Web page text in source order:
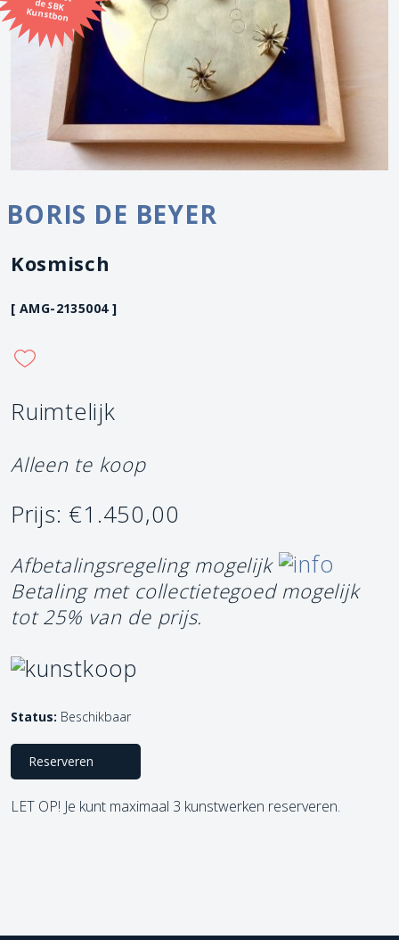
Kunstbon
BORIS DE BEYER
Kosmisch
[ AMG-2135004 ]
Ruimtelijk
Alleen te koop
Prijs: €1.450,00
Afbetalingsregeling mogelijk
Betaling met collectietegoed mogelijk
tot 25% van de prijs.
Status: Beschikbaar
Reserveren
LET OP! Je kunt maximaal 3 kunstwerken reserveren.